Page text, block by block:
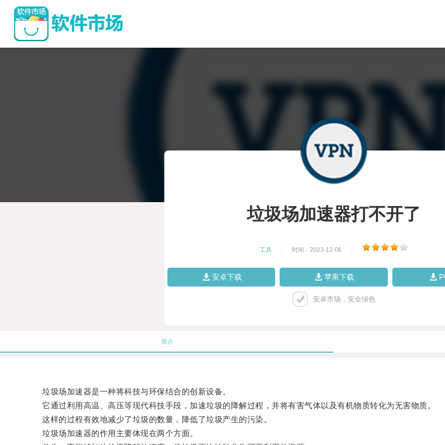
垃圾场加速器打不开了
工具 时间：2023-12-06
安卓下载 苹果下载
安卓市场，安全绿色
简介
垃圾场加速器是一种将科技与环保结合的创新设备。
它通过利用高温、高压等现代科技手段，加速垃圾的降解过程，并将有害气体以及有机物质转化为无害物质。
这样的过程有效地减少了垃圾的数量，降低了垃圾产生的污染。
垃圾场加速器的作用主要体现在两个方面。